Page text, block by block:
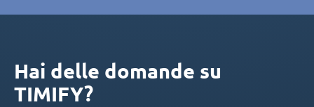
Hai delle domande su
TIMIFY?